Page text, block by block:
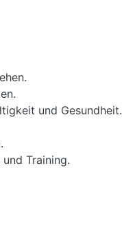
und Gesundheit.
Training.